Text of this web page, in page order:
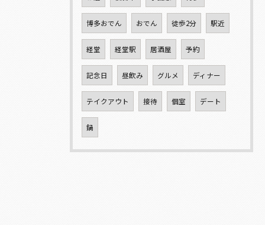
博多おでん おでん 徒歩2分 駅近
経堂 経堂駅 居酒屋 予約
記念日 昼飲み グルメ ディナー
テイクアウト 接待 個室 デート
鍋